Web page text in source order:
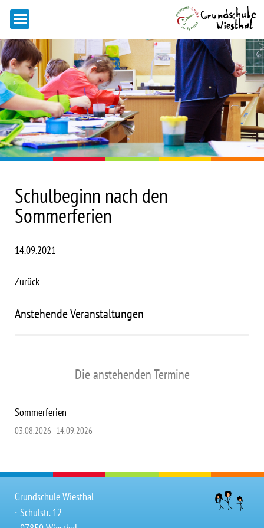
Schulbeginn nach den
Sommerferien
14.09.2021
Zurück
Anstehende Veranstaltungen
Die anstehenden Termine
Sommerferien
03.08.2026–14.09.2026
Grundschule Wiesthal
∙ Schulstr. 12